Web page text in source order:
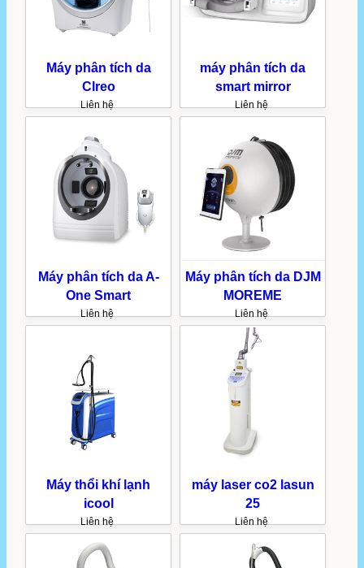
Máy phân tích da
Clreo
Liên hệ
máy phân tích da
smart mirror
Liên hệ
Máy phân tích da A-
One Smart
Liên hệ
Máy phân tích da DJM
MOREME
Liên hệ
Máy thổi khí lạnh
icool
Liên hệ
máy laser co2 lasun
25
Liên hệ